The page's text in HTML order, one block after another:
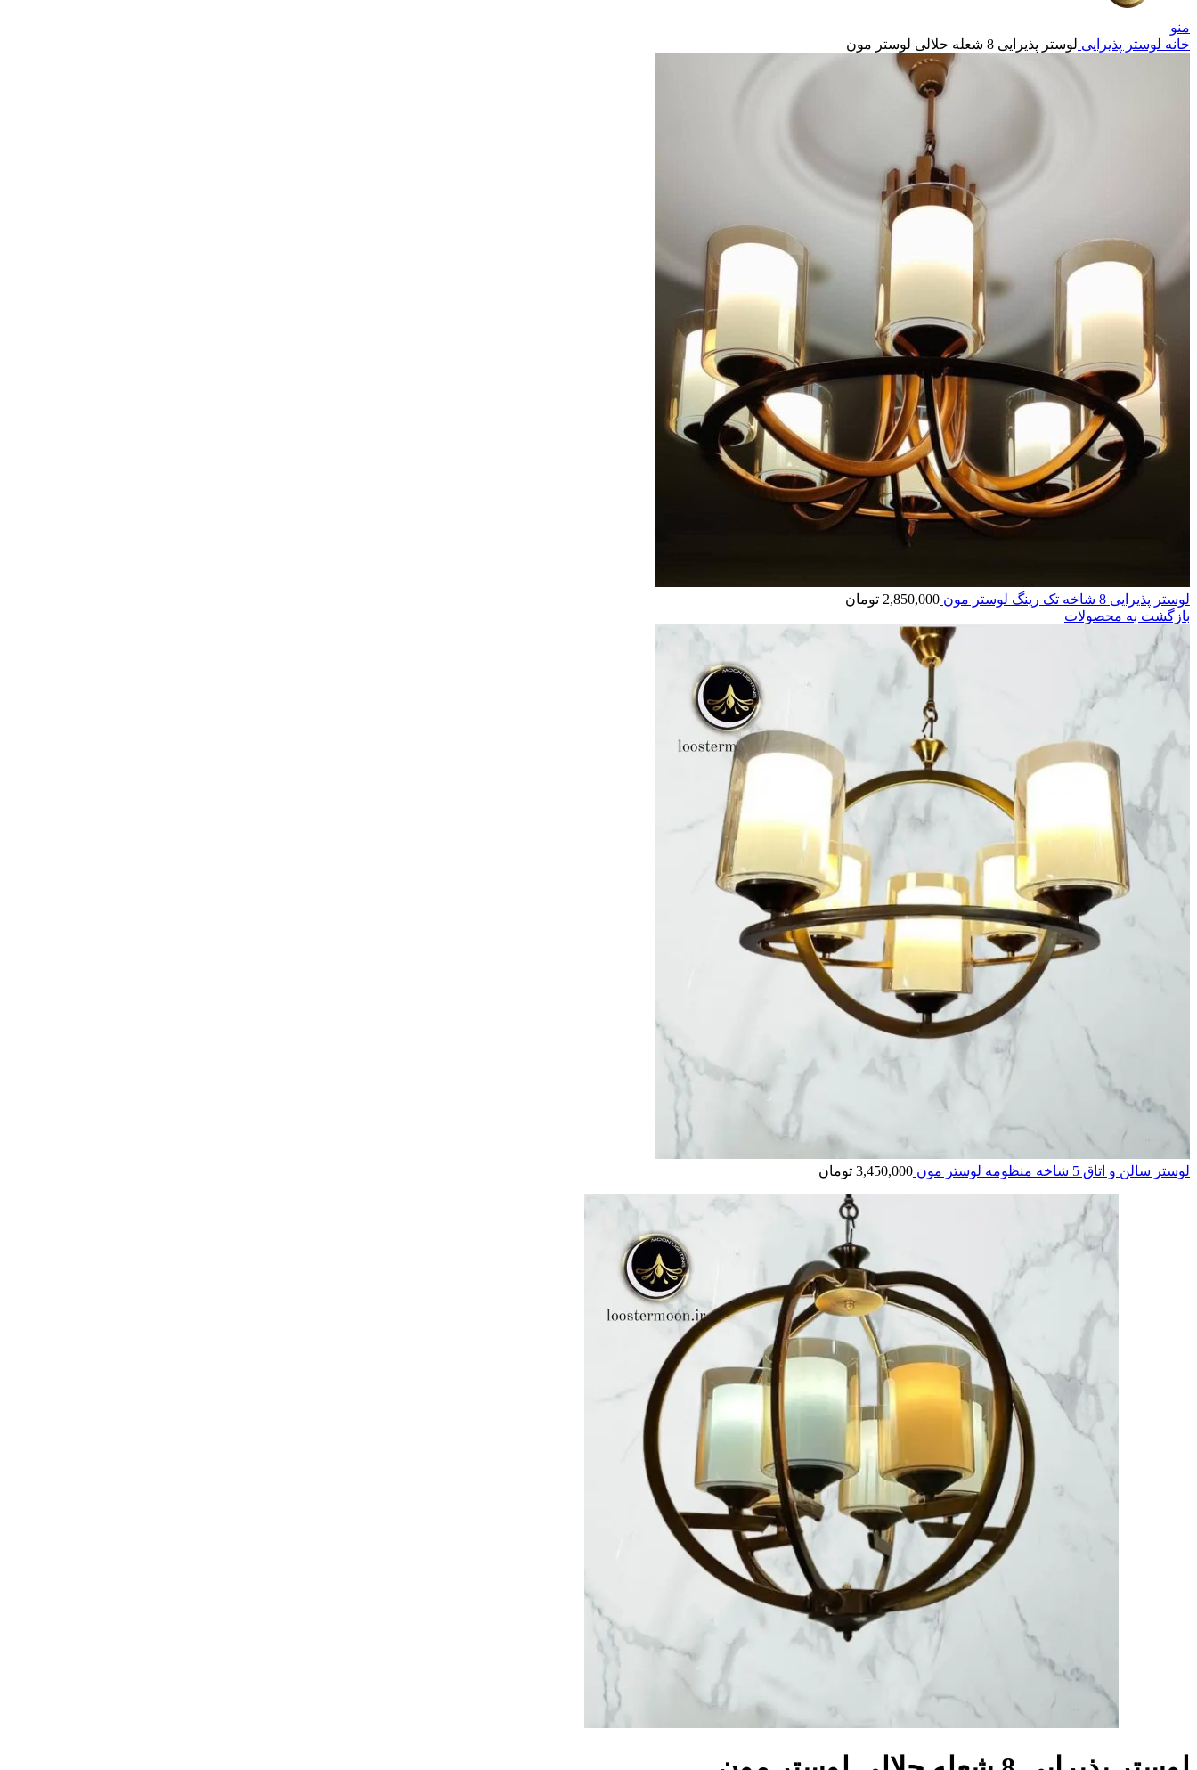
منو
خانه لوستر پذیرایی لوستر پذیرایی 8 شعله حلالی لوستر مون
لوستر پذیرایی 8 شاخه تک رینگ لوستر مون 2,850,000 تومان
بازگشت به محصولات
لوستر سالن و اتاق 5 شاخه منظومه لوستر مون 3,450,000 تومان